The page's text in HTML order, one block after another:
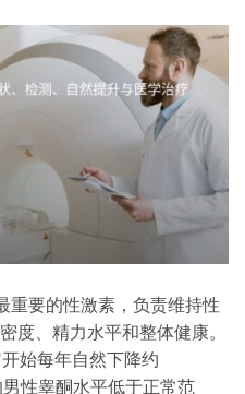
重要的性激素，负责维持性
度、精力水平和整体健康。
始每年自然下降约
性睾酮水平低于正常范